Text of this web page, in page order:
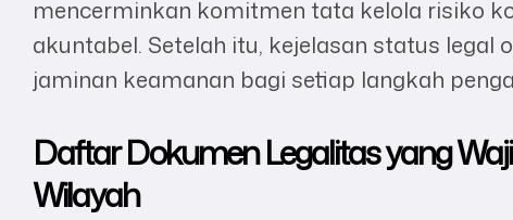
mencerminkan komitmen tata kelola risiko
akuntabel. Setelah itu, kejelasan status
jaminan keamanan bagi setiap langkah
Daftar Dokumen Legalitas yang
Wilayah